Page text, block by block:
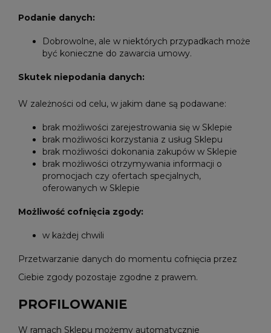
Podanie danych:
Dobrowolne, ale w niektórych przypadkach może
być konieczne do zawarcia umowy.
Skutek niepodania danych:
W zależności od celu, w jakim dane są podawane:
brak możliwości zarejestrowania się w Sklepie
brak możliwości korzystania z usług Sklepu
brak możliwości dokonania zakupów w Sklepie
brak możliwości otrzymywania informacji o
promocjach czy ofertach specjalnych,
oferowanych w Sklepie
Możliwość cofnięcia zgody:
w każdej chwili
Przetwarzanie danych do momentu cofnięcia przez
Ciebie zgody pozostaje zgodne z prawem.
PROFILOWANIE
W ramach Sklepu możemy automatycznie